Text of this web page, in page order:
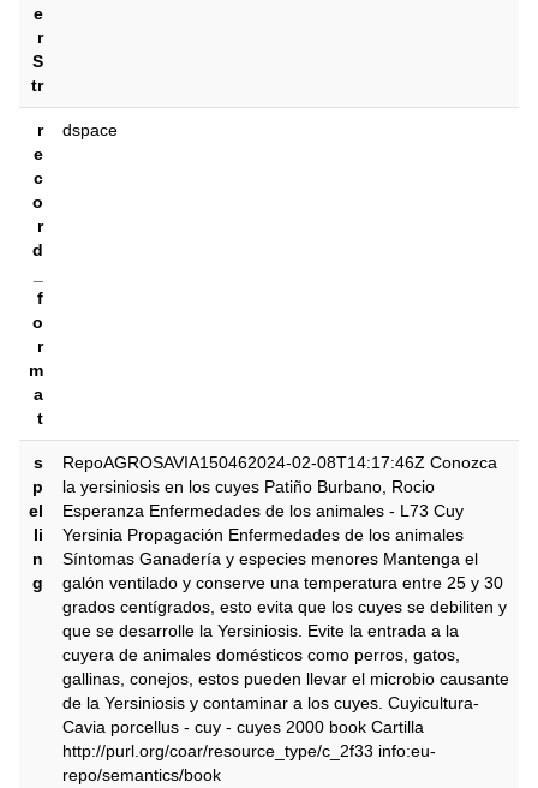
e
r
S
tr
r
e
c
o
r
d
f
o
r
m
a
t
dspace
s
p
el
li
n
g
RepoAGROSAVIA150462024-02-08T14:17:46Z Conozca
la yersiniosis en los cuyes Patiño Burbano, Rocio
Esperanza Enfermedades de los animales - L73 Cuy
Yersinia Propagación Enfermedades de los animales
Síntomas Ganadería y especies menores Mantenga el
galón ventilado y conserve una temperatura entre 25 y 30
grados centígrados, esto evita que los cuyes se debiliten y
que se desarrolle la Yersiniosis. Evite la entrada a la
cuyera de animales domésticos como perros, gatos,
gallinas, conejos, estos pueden llevar el microbio causante
de la Yersiniosis y contaminar a los cuyes. Cuyicultura-
Cavia porcellus - cuy - cuyes 2000 book Cartilla
http://purl.org/coar/resource_type/c_2f33 info:eu-
repo/semantics/book